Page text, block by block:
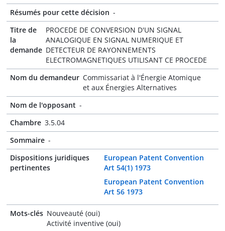
Résumés pour cette décision -
Titre de
la
demande
PROCEDE DE CONVERSION D'UN SIGNAL
ANALOGIQUE EN SIGNAL NUMERIQUE ET
DETECTEUR DE RAYONNEMENTS
ELECTROMAGNETIQUES UTILISANT CE PROCEDE
Nom du demandeur Commissariat à l'Énergie Atomique
et aux Énergies Alternatives
Nom de l'opposant -
Chambre 3.5.04
Sommaire -
Dispositions juridiques
pertinentes
European Patent Convention
Art 54(1) 1973
European Patent Convention
Art 56 1973
Mots-clés Nouveauté (oui)
Activité inventive (oui)